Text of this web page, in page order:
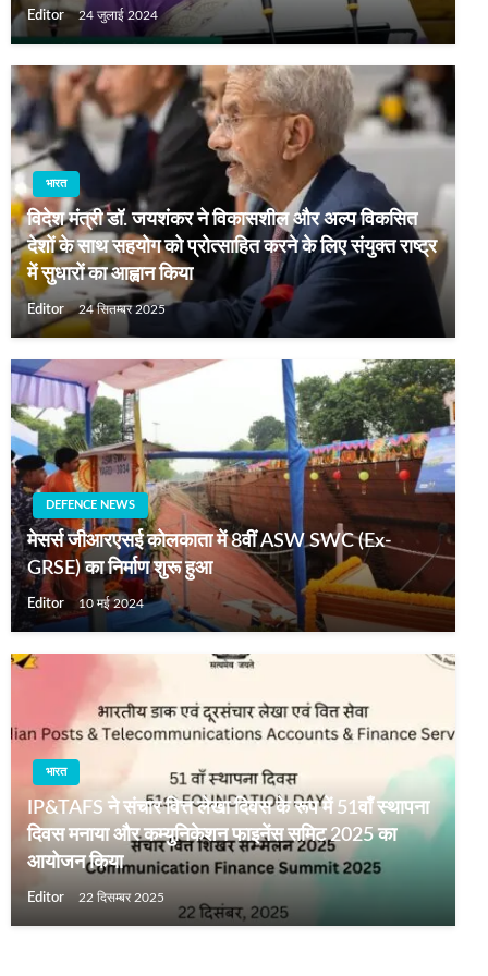
Editor 24 जुलाई 2024
भारत
विदेश मंत्री डॉ. जयशंकर ने विकासशील और अल्‍प विकसित
देशों के साथ सहयोग को प्रोत्साहित करने के लिए संयुक्त राष्ट्र
में सुधारों का आह्वान किया
Editor 24 सितम्बर 2025
DEFENCE NEWS
मेसर्स जीआरएसई कोलकाता में 8वीं ASW SWC (Ex-
GRSE) का निर्माण शुरू हुआ
Editor 10 मई 2024
भारत
IP&TAFS ने संचार वित्त लेखा दिवस के रूप में 51वाँ स्थापना
दिवस मनाया और कम्युनिकेशन फाइनेंस समिट 2025 का
आयोजन किया
Editor 22 दिसम्बर 2025